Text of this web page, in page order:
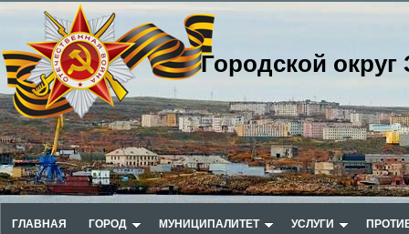
Городской
ГЛАВНАЯ ГОРОД МУНИЦИПАЛИТЕТ УСЛУГИ